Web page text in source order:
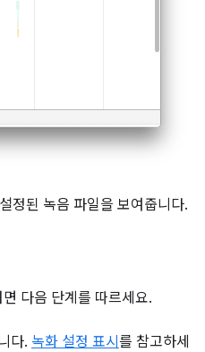
정된 녹음 파일을 보여줍니다.
다음 단계를 따르세요.
다. 녹화 설정 표시 를 참고하세